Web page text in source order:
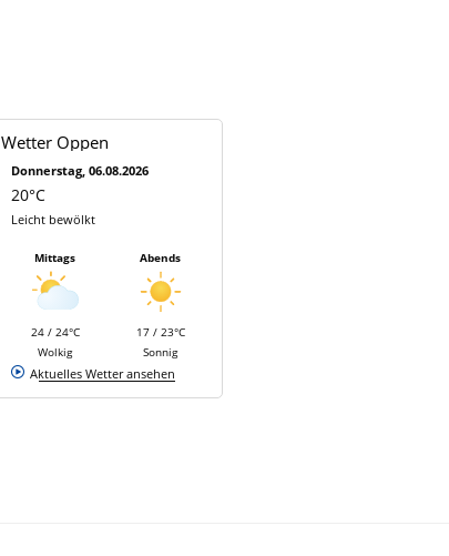
Wetter Oppen
Donnerstag, 06.08.2026
20°C
Leicht bewölkt
Mittags
24 / 24°C
Wolkig
Abends
17 / 23°C
Sonnig
Aktuelles Wetter ansehen